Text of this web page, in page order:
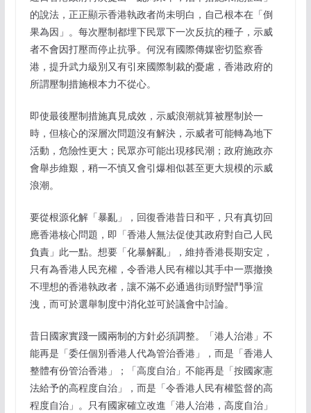
的說法，正正顯示香港執政者尚未明白，自己根本在「倒
果為因」。每次壓制都埋下民眾下一次反抗的種子，示威
者不會因打壓而停止抗爭。何況有國際傳媒密切監察香
港，提升武力級別又有引來國際制裁的憂慮，香港政府的
所謂壓制措施根本力不從心。
即使最後壓制措施真見成效，示威浪潮就算被壓制於一
時，但核心的深層次問題沒有解決，示威者可能轉為地下
活動，危險性更大；民眾亦可能出現移民潮；政府施政亦
會舉步維艱，稍一不慎又會引爆相似甚至更大規模的示威
浪潮。
要從根源化解「暴亂」，回復香港昔日和平，只有真切回
應香港核心問題，即「香港人無法促使其政府對自己人民
負責」此一點。想要「化暴解亂」，維持香港長期安定，
只有為香港人民充權，令香港人民有權以其手中一票撤換
不理想的香港執政者，讓不滿不必通過街頭野蠻鬥爭渲
洩，而可於選舉制度中消化並可於議會中討論。
昔日國家實踐一國兩制的方針必須調整。「港人治港」不
能再是「委任個別香港人代為管治香港」，而是「香港人
整體有份管治香港」；「高度自治」不能再是「按國家憲
法給予的高程度自治」，而是「令香港人民有權監督的高
程度自治」。只有國家確立改進「港人治港，高度自治」